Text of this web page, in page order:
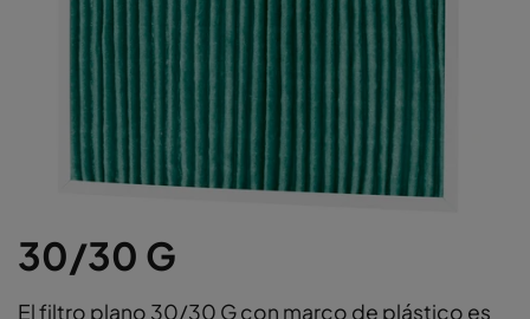
30/30 G
El filtro plano 30/30 G con marco de plástico es